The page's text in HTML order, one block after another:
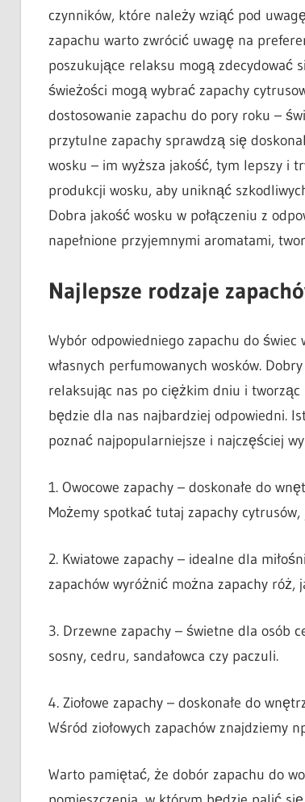
czynników, które należy wziąć pod
zapachu warto zwrócić uwagę na
poszukujące relaksu mogą zdecydować
świeżości mogą wybrać zapachy
dostosowanie zapachu do pory roku –
przytulne zapachy sprawdzą się
wosku – im wyższa jakość, tym lepszy i
produkcji wosku, aby uniknąć
Dobra jakość wosku w połączeniu z
napełnione przyjemnymi aromatami,
Najlepsze rodzaje
Wybór odpowiedniego zapachu do
własnych perfumowanych wosków.
relaksując nas po ciężkim dniu i
będzie dla nas najbardziej odpowiedni.
poznać najpopularniejsze i najczęściej
1. Owocowe zapachy – doskonałe do
Możemy spotkać tutaj zapachy
2. Kwiatowe zapachy – idealne dla
zapachów wyróżnić można zapachy róż,
3. Drzewne zapachy – świetne dla osób
sosny, cedru, sandałowca czy paczuli.
4. Ziołowe zapachy – doskonałe do
Wśród ziołowych zapachów znajdziemy
Warto pamiętać, że dobór zapachu do